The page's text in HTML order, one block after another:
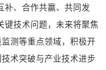
补、合作共赢、共同发
键技术问题，未来将聚焦
测等重点领域，积极开
术突破与产业技术进步